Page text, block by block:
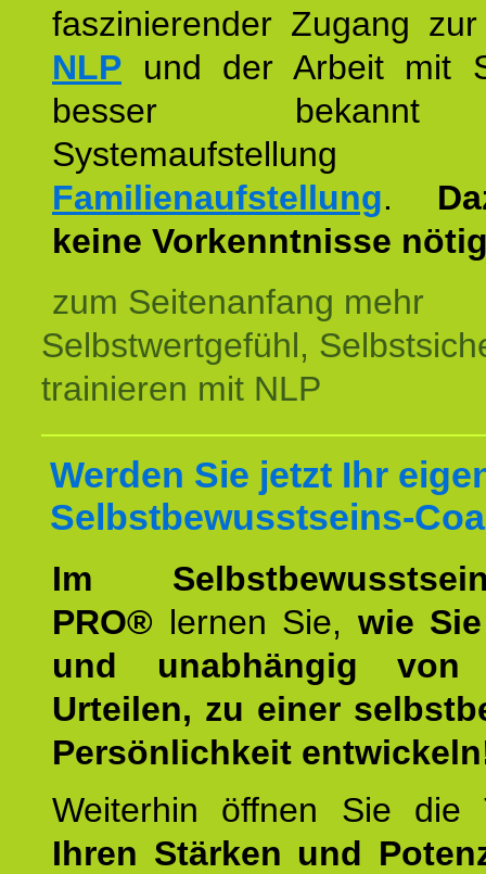
faszinierender Zugang
NLP und der Arbeit mit
besser
Familienaufstellung.
keine Vorkenntnisse
zum Seitenanfang mehr
Selbstwertgefühl,
trainieren mit NLP
Werden Sie jetzt Ihr
Selbstbewusstseins-
Im
PRO® lernen Sie, wie
und unabhängig von
Urteilen, zu einer
Persönlichkeit
Weiterhin öffnen Sie
Ihren Stärken und